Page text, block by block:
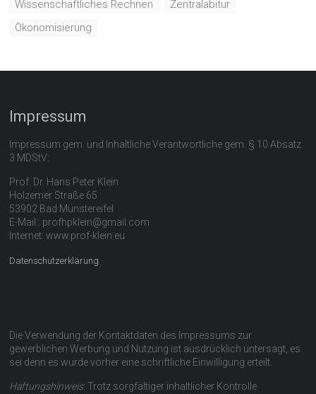
Wissenschaftliches Rechnen
Zentralabitur
Ökonomisierung
Impressum
Impressum gem. und Inhaltliche Verantwortliche gem. § 10 Absatz
3 MDStV:
Prof. Dr. Hans Peter Klein
Holzemer Straße 65
53902 Bad Münstereifel
E-Mail.: profhpklein@gmail.com
Internet: www.prof-klein.eu
Datenschutzerklärung
Die Verwendung der Kontaktdaten des Impressums zur
gewerblichen Werbung und Nutzung ist ausdrücklich untersagt, es
sei denn es wurde vorher eine schriftliche Einwilligung erteilt.
Haftungshinweis: Trotz sorgfältiger inhaltlicher Kontrolle